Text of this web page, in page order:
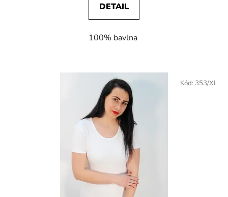
DETAIL
100% bavlna
Kód: 353/XL